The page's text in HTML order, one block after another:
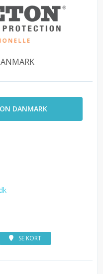
DANMARK
SE KORT